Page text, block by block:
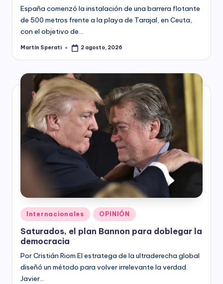
España comenzó la instalación de una barrera flotante
de 500 metros frente a la playa de Tarajal, en Ceuta,
con el objetivo de…
Posted
Martín Sperati 2 agosto, 2026
Posted
in
Internacionales OPINIÓN
Saturados, el plan Bannon para doblegar la
democracia
Por Cristián Riom El estratega de la ultraderecha global
diseñó un método para volver irrelevante la verdad.
Javier…